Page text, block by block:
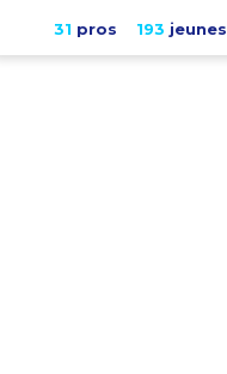
31 pros 193 jeunes